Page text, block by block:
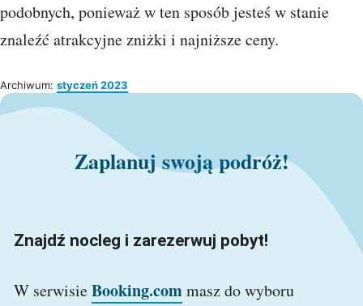
podobnych, ponieważ w ten sposób jesteś w stanie
znaleźć atrakcyjne zniżki i najniższe ceny.
Archiwum: styczeń 2023
Zaplanuj swoją podróż!
Znajdź nocleg i zarezerwuj pobyt!
W serwisieBooking.commasz do wyboru